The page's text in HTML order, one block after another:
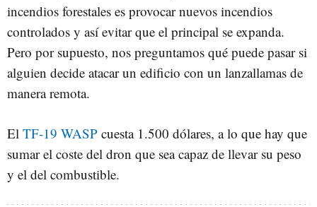
incendios forestales es provocar nuevos incendios
controlados y así evitar que el principal se expanda.
Pero por supuesto, nos preguntamos qué puede pasar si
alguien decide atacar un edificio con un lanzallamas de
manera remota.
El TF-19 WASP cuesta 1.500 dólares, a lo que hay que
sumar el coste del dron que sea capaz de llevar su peso
y el del combustible.